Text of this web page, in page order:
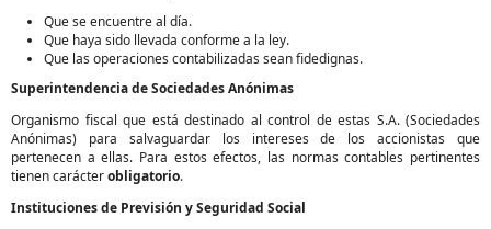
Que se encuentre al día.
Que haya sido llevada conforme a la ley.
Que las operaciones contabilizadas sean fidedignas.
Superintendencia de Sociedades Anónimas
Organismo fiscal que está destinado al control de estas S.A. (Sociedades
Anónimas) para salvaguardar los intereses de los accionistas que
pertenecen a ellas. Para estos efectos, las normas contables pertinentes
tienen carácterobligatorio.
Instituciones de Previsión y Seguridad Social